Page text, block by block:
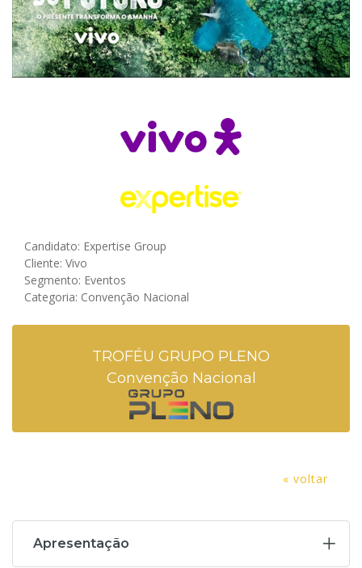
Candidato: Expertise Group
Cliente: Vivo
Segmento: Eventos
Categoria: Convenção Nacional
TROFÉU GRUPO PLENO
Convenção Nacional
« voltar
Apresentação